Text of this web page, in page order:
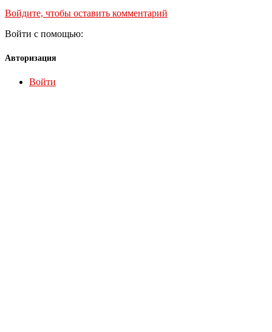
Войдите, чтобы оставить комментарий
Войти с помощью:
Авторизация
Войти